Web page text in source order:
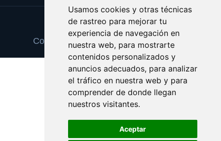
Usamos cookies y otras técnicas
de rastreo para mejorar tu
experiencia de navegación en
nuestra web, para mostrarte
contenidos personalizados y
anuncios adecuados, para analizar
el tráfico en nuestra web y para
comprender de donde llegan
nuestros visitantes.
Aceptar
Update cookies preferences
Copyright © 2025 vitrinaexpositora.com